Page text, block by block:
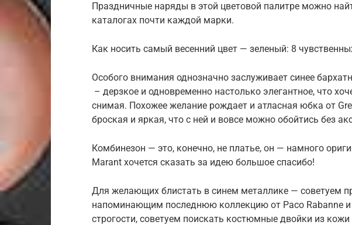
Праздничные наряды в этой цветовой палитре можно
каталогах почти каждой марки.
Как носить самый весенний цвет — зеленый: 8
Особого внимания однозначно заслуживает синее
– дерзкое и одновременно настолько элегантное, что
снимая. Похожее желание рождает и атласная юбка от
броская и яркая, что с ней и вовсе можно обойтись без
Комбинезон — это, конечно, не платье, он — намного
Marant хочется сказать за идею большое спасибо!
Для желающих блистать в синем металлике — советуем
напоминающим последнюю коллекцию от Paco Rabanne
строгости, советуем поискать костюмные двойки из кожи